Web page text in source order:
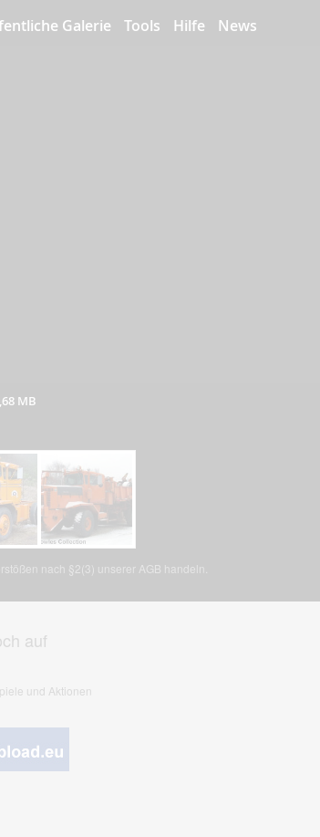
Galerie Tools Hilfe News
MB
nach §2(3) unserer AGB handeln.
auf
und Aktionen